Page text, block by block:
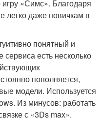
«Симс». Благодаря
легко даже новичкам в
понятный и
есть несколько
пополняется,
модели. Используется
Из минусов: работать
с «3Ds max».